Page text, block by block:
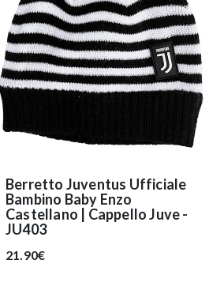
Berretto Juventus Ufficiale
Bambino Baby Enzo
Castellano | Cappello Juve -
JU403
21.90€